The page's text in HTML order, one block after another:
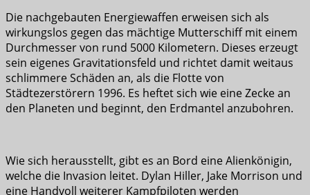
Die nachgebauten Energiewaffen erweisen sich als
wirkungslos gegen das mächtige Mutterschiff mit einem
Durchmesser von rund 5000 Kilometern. Dieses erzeugt
sein eigenes Gravitationsfeld und richtet damit weitaus
schlimmere Schäden an, als die Flotte von
Städtezerstörern 1996. Es heftet sich wie eine Zecke an
den Planeten und beginnt, den Erdmantel anzubohren.
Wie sich herausstellt, gibt es an Bord eine Alienkönigin,
welche die Invasion leitet. Dylan Hiller, Jake Morrison und
eine Handvoll weiterer Kampfpiloten werden